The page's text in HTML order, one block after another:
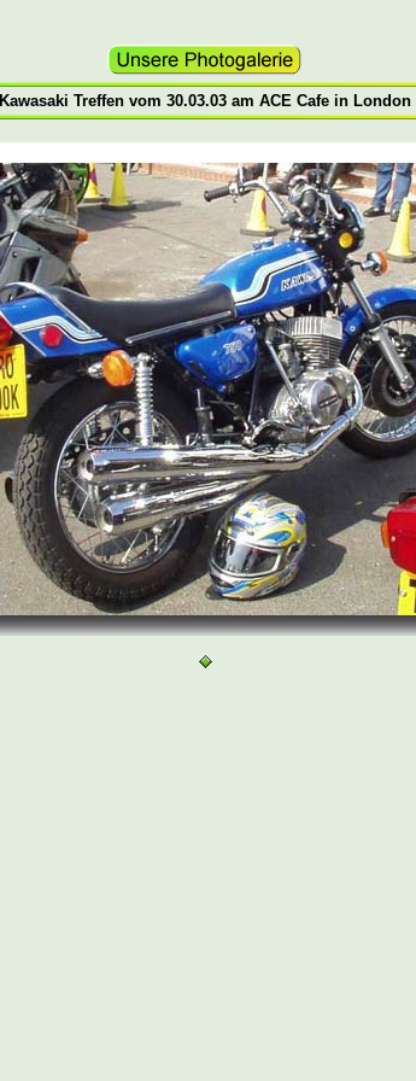
Kawasaki Treffen vom 30.03.03 am ACE Cafe in London